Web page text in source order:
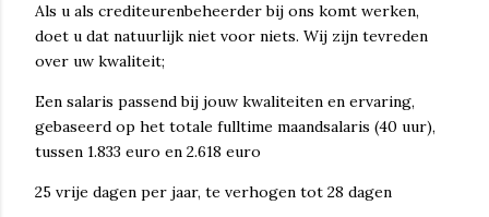
Als u als crediteurenbeheerder bij ons komt werken,
doet u dat natuurlijk niet voor niets. Wij zijn tevreden
over uw kwaliteit;
Een salaris passend bij jouw kwaliteiten en ervaring,
gebaseerd op het totale fulltime maandsalaris (40 uur),
tussen 1.833 euro en 2.618 euro
25 vrije dagen per jaar, te verhogen tot 28 dagen